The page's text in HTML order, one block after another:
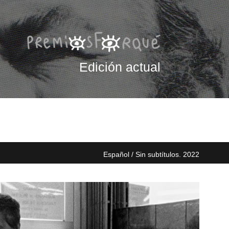
Edición actual
Español / Sin subtítulos. 2022